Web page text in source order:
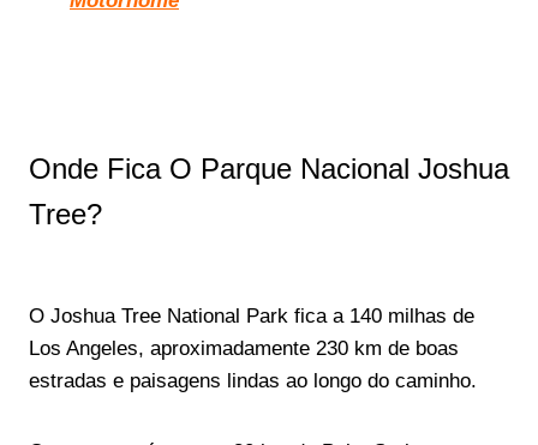
Onde Fica O Parque Nacional Joshua
Tree?
O Joshua Tree National Park fica a 140 milhas de
Los Angeles, aproximadamente 230 km de boas
estradas e paisagens lindas ao longo do caminho.